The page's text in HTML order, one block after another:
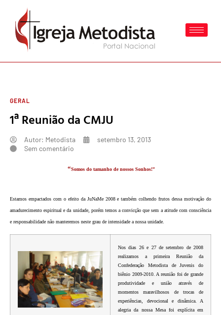
GERAL
1ª Reunião da CMJU
Autor: Metodista
setembro 13, 2013
Sem comentário
“Somos do tamanho de nossos Sonhos!”
Estamos empactados com o efeito da JuNaMe 2008 e também colhendo frutos dessa motivação do
amadurecimento espiritual e da unidade, porém temos a convicção que sem a atitude com consciência
e responsabilidade não manteremos neste grau de intensidade a nossa unidade.
Nos dias 26 e 27 de setembro de 2008
realizamos a primeira Reunião da
Confederação Metodista de Juvenis do
biênio 2009-2010. A reunião foi de grande
produtividade e união através de
momentos maravilhosos de trocas de
experiências, devocional e dinâmica. A
alegria da nossa Mesa foi explícita em